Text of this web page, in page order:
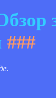
###